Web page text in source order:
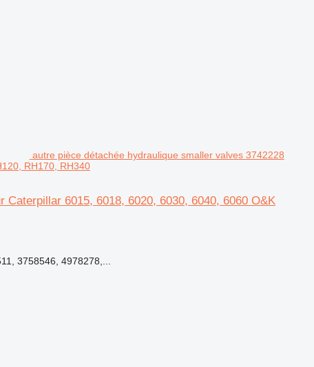
autre pièce détachée hydraulique smaller valves 3742228
RH170, RH340
6015, 6018, 6020, 6030, 6040, 6060 O&K
3758546, 4978278,...